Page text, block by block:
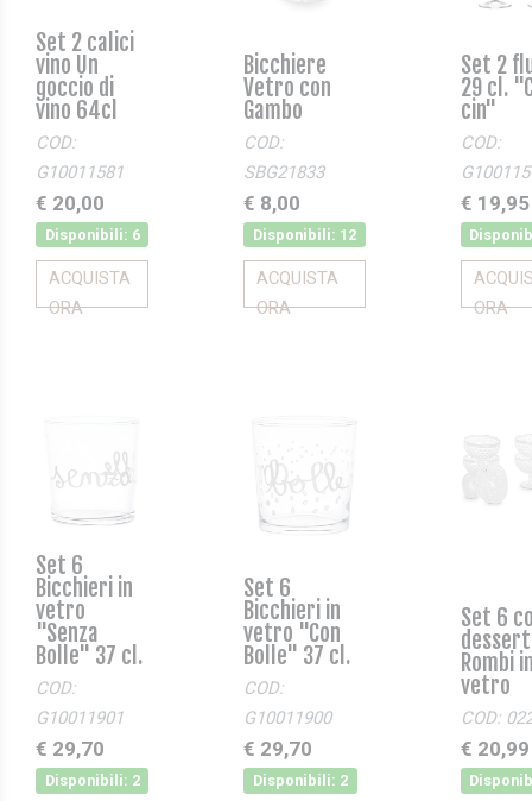
Set 2 calici
vino Un
goccio di
vino 64cl
COD:
G10011581
€ 20,00
Disponibili: 6
ACQUISTA
ORA
Bicchiere
Vetro con
Gambo
COD:
SBG21833
€ 8,00
Disponibili: 12
ACQUISTA
ORA
Set 2
29 cl.
cin"
COD:
€ 19,95
ORA
Set 6
Bicchieri in
vetro
"Senza
Bolle" 37 cl.
COD:
G10011901
€ 29,70
Disponibili: 2
Set 6
Bicchieri in
vetro "Con
Bolle" 37 cl.
COD:
G10011900
€ 29,70
Disponibili: 2
Set 6
dessert
Rombi
vetro
COD:
€ 20,99